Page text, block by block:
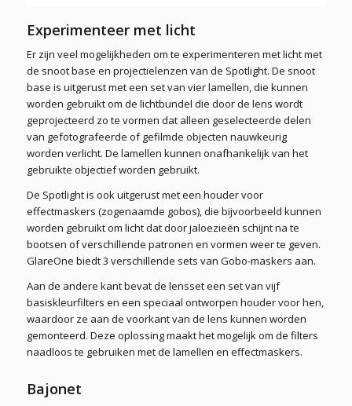
Experimenteer met licht
Er zijn veel mogelijkheden om te experimenteren met licht met
de snoot base en projectielenzen van de Spotlight. De snoot
base is uitgerust met een set van vier lamellen, die kunnen
worden gebruikt om de lichtbundel die door de lens wordt
geprojecteerd zo te vormen dat alleen geselecteerde delen
van gefotografeerde of gefilmde objecten nauwkeurig
worden verlicht. De lamellen kunnen onafhankelijk van het
gebruikte objectief worden gebruikt.
De Spotlight is ook uitgerust met een houder voor
effectmaskers (zogenaamde gobos), die bijvoorbeeld kunnen
worden gebruikt om licht dat door jaloezieën schijnt na te
bootsen of verschillende patronen en vormen weer te geven.
GlareOne biedt 3 verschillende sets van Gobo-maskers aan.
Aan de andere kant bevat de lensset een set van vijf
basiskleurfilters en een speciaal ontworpen houder voor hen,
waardoor ze aan de voorkant van de lens kunnen worden
gemonteerd. Deze oplossing maakt het mogelijk om de filters
naadloos te gebruiken met de lamellen en effectmaskers.
Bajonet